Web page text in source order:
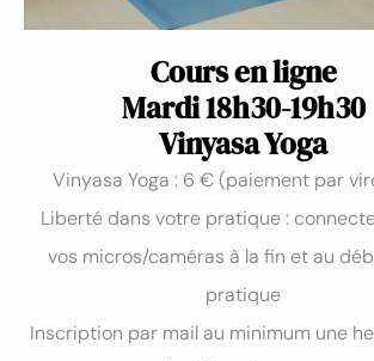
Cours en ligne
Mardi 18h30-19h30
Vinyasa Yoga
Vinyasa Yoga : 6 € (paiement par
Liberté dans votre pratique :
vos micros/caméras à la fin et au
pratique
Inscription par mail au minimum une